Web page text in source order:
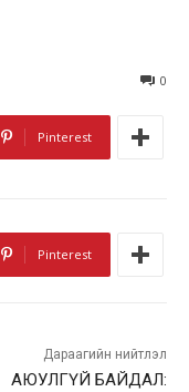
0
Pinterest
Pinterest
Дараагийн нийтлэл
АЮУЛГҮЙ БАЙДАЛ: